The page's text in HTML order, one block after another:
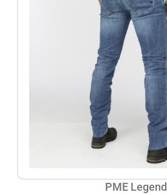
PME Legend